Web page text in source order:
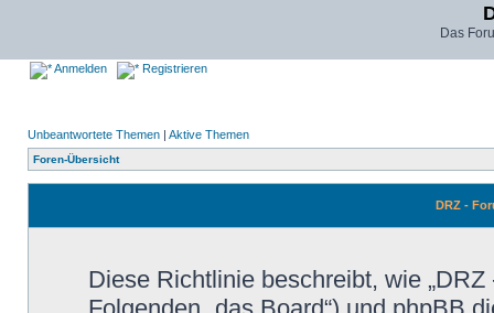
Das
Anmelden Registrieren
Unbeantwortete Themen | Aktive Themen
Foren-Übersicht
DRZ -
Diese Richtlinie beschreibt, wie